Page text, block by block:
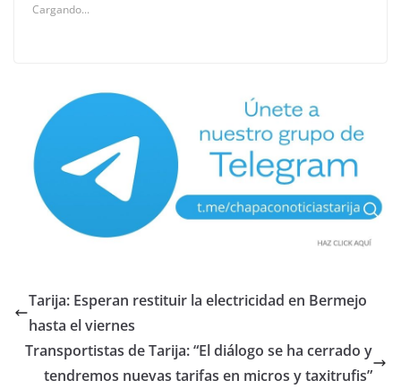
Cargando...
Tarija: Esperan restituir la electricidad en Bermejo
hasta el viernes
Transportistas de Tarija: “El diálogo se ha cerrado y
tendremos nuevas tarifas en micros y taxitrufis”